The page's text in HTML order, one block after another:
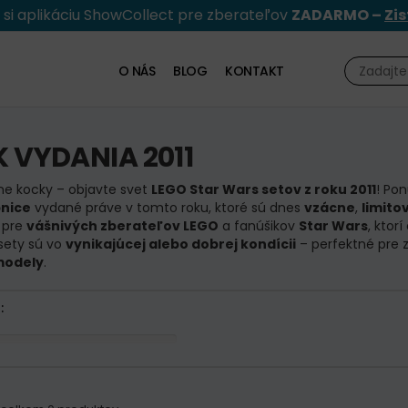
si aplikáciu ShowCollect pre zberateľov ZADARMO –
O NÁS BLOG KONTAKT
VYDANIA 2011
kocky – objavte svet LEGO Star Wars setov z roku 2011!
vydané práve v tomto roku, ktoré sú dnes vzácne,
vášnivých zberateľov LEGO a fanúšikov Star Wars, ktorí
sú vo vynikajúcej alebo dobrej kondícii– perfektné pre
.